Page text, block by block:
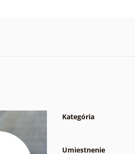
Kategória
Umiestnenie